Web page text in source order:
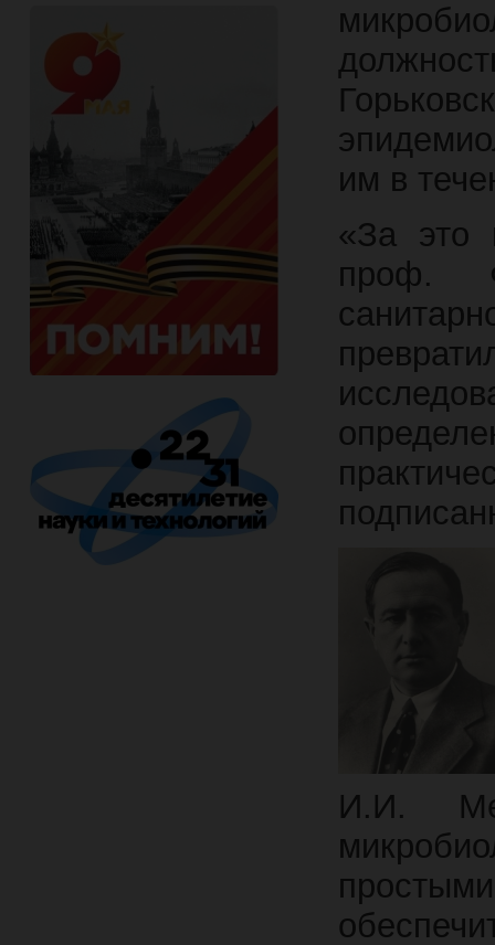
им в
«За это
проф.
И.И.